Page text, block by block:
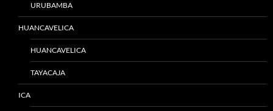
URUBAMBA
HUANCAVELICA
HUANCAVELICA
TAYACAJA
ICA